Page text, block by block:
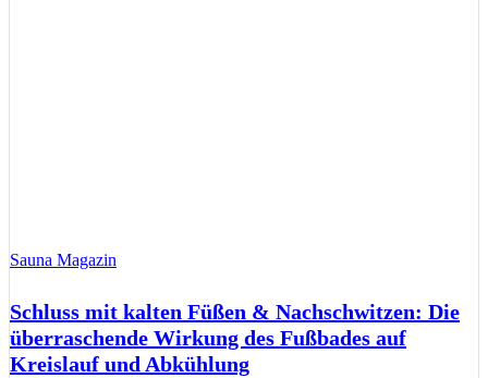
Sauna Magazin
Schluss mit kalten Füßen & Nachschwitzen: Die
überraschende Wirkung des Fußbades auf
Kreislauf und Abkühlung